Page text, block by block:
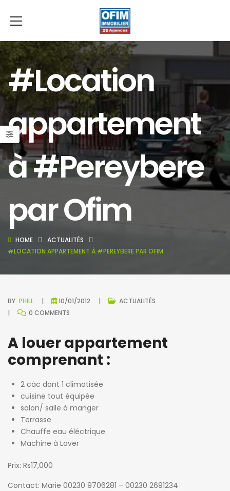
#Location
appartement
à #Pereybere
par Ofim
HOME
ACTUALITÉS
#LOCATION APPARTEMENT À #PEREYBERE PAR OFIM
BY PHILL 10/01/2012
ACTUALITÉS
0 COMMENTS
A louer appartement
comprenant :
2 càc dont 1 climatisée
cuisine tout équipée
salon/ salle à manger
Terrasse
Chauffe eau éléctrique
Machine à Laver
Prix: Rs17,000
Contact: Marie 00230 9706281 – 00230 2691234